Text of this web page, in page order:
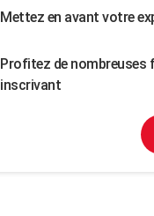
Mettez en avant votre
Profitez de nombreuses
inscrivant